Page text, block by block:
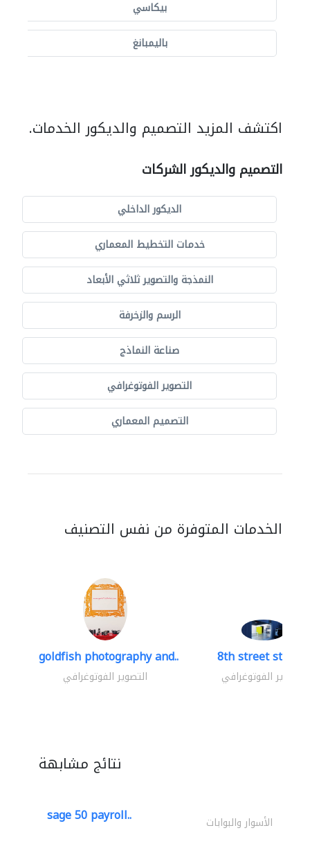
بيكاسي
باليمبانغ
اكتشف المزيد التصميم والديكور الخدمات.
التصميم والديكور الشركات
الديكور الداخلي
خدمات التخطيط المعماري
النمذجة والتصوير ثلاثي الأبعاد
الرسم والزخرفة
صناعة النماذج
التصوير الفوتوغرافي
التصميم المعماري
الخدمات المتوفرة من نفس التصنيف
goldfish photography and..
التصوير الفوتوغرافي
8th street studios
التصوير الفوتوغرافي
نتائج مشابهة
sage 50 payroll.. الأسوار والبوابات